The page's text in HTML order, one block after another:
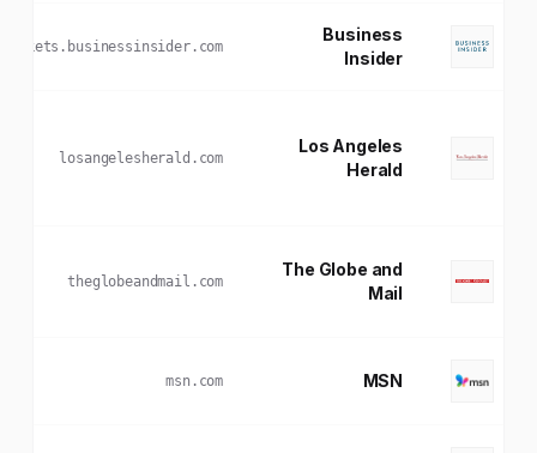
Business
Insider
markets.businessinsider.com
Los Angeles
Herald
losangelesherald.com
The Globe and
Mail
theglobeandmail.com
MSN
msn.com